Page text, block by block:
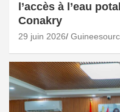
l’accès à l’eau
Conakry
29 juin 2026